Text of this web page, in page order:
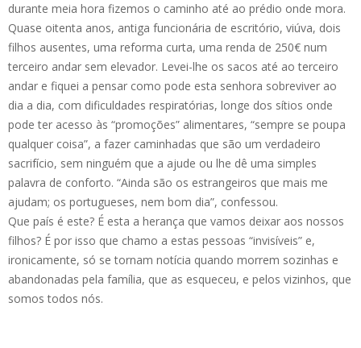
durante meia hora fizemos o caminho até ao prédio onde mora.
Quase oitenta anos, antiga funcionária de escritório, viúva, dois
filhos ausentes, uma reforma curta, uma renda de 250€ num
terceiro andar sem elevador. Levei-lhe os sacos até ao terceiro
andar e fiquei a pensar como pode esta senhora sobreviver ao
dia a dia, com dificuldades respiratórias, longe dos sítios onde
pode ter acesso às “promoções” alimentares, “sempre se poupa
qualquer coisa”, a fazer caminhadas que são um verdadeiro
sacrifício, sem ninguém que a ajude ou lhe dê uma simples
palavra de conforto. “Ainda são os estrangeiros que mais me
ajudam; os portugueses, nem bom dia”, confessou.
Que país é este? É esta a herança que vamos deixar aos nossos
filhos? É por isso que chamo a estas pessoas “invisíveis” e,
ironicamente, só se tornam notícia quando morrem sozinhas e
abandonadas pela família, que as esqueceu, e pelos vizinhos, que
somos todos nós.